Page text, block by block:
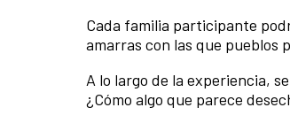
Cada familia participante
amarras con las que pueblos
A lo largo de la experiencia,
¿Cómo algo que parece